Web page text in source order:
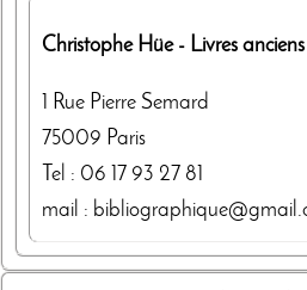
Christophe Hüe- Livres anciens
1 Rue Pierre Semard
75009 Paris
Tel : 06 17 93 27 81
mail :